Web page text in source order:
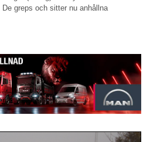
greps och sitter nu anhållna